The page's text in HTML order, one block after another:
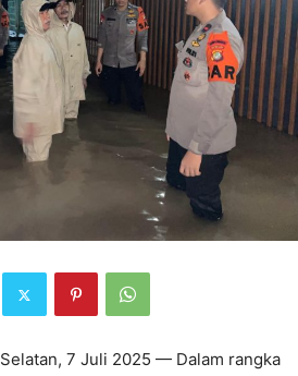
Selatan, 7 Juli 2025 — Dalam rangka